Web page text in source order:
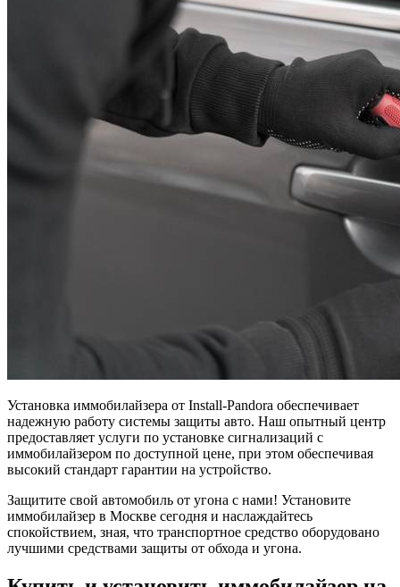
Установка иммобилайзера от Install-Pandora обеспечивает
надежную работу системы защиты авто. Наш опытный центр
предоставляет услуги по установке сигнализаций с
иммобилайзером по доступной цене, при этом обеспечивая
высокий стандарт гарантии на устройство.
Защитите свой автомобиль от угона с нами! Установите
иммобилайзер в Москве сегодня и наслаждайтесь
спокойствием, зная, что транспортное средство оборудовано
лучшими средствами защиты от обхода и угона.